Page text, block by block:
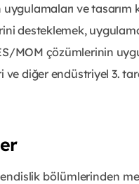
ve tasarım
desteklemek,
MOM çözümlerinin
ve diğer endüstriyel 3.
bölümlerinden